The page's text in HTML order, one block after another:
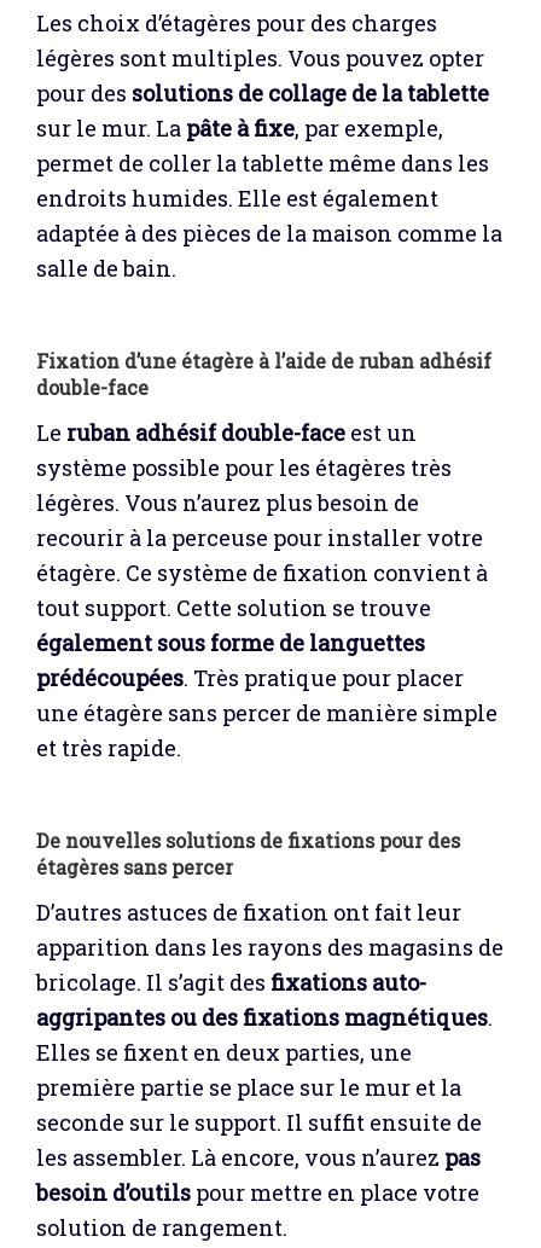
Les choix d’étagères pour des charges
légères sont multiples. Vous pouvez opter
pour des solutions de collage de la tablette
sur le mur. La pâte à fixe, par exemple,
permet de coller la tablette même dans les
endroits humides. Elle est également
adaptée à des pièces de la maison comme la
salle de bain.
Fixation d’une étagère à l’aide de ruban adhésif
double-face
Le ruban adhésif double-face est un
système possible pour les étagères très
légères. Vous n’aurez plus besoin de
recourir à la perceuse pour installer votre
étagère. Ce système de fixation convient à
tout support. Cette solution se trouve
également sous forme de languettes
prédécoupées. Très pratique pour placer
une étagère sans percer de manière simple
et très rapide.
De nouvelles solutions de fixations pour des
étagères sans percer
D’autres astuces de fixation ont fait leur
apparition dans les rayons des magasins de
bricolage. Il s’agit des fixations auto-
aggripantes ou des fixations magnétiques.
Elles se fixent en deux parties, une
première partie se place sur le mur et la
seconde sur le support. Il suffit ensuite de
les assembler. Là encore, vous n’aurez pas
besoin d’outils pour mettre en place votre
solution de rangement.